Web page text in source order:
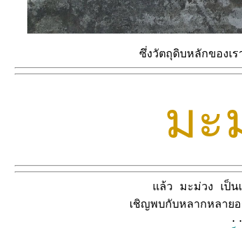
ซึ่งวัตถุดิบหลักของ
มะ
ล้ว มะม่วง เป็นเ
เชิญพบกับหลากหลาย
..